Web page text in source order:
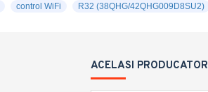
control WiFi R32 (38QHG/42QHG009D8SU2)
ACELASI PRODUCATOR